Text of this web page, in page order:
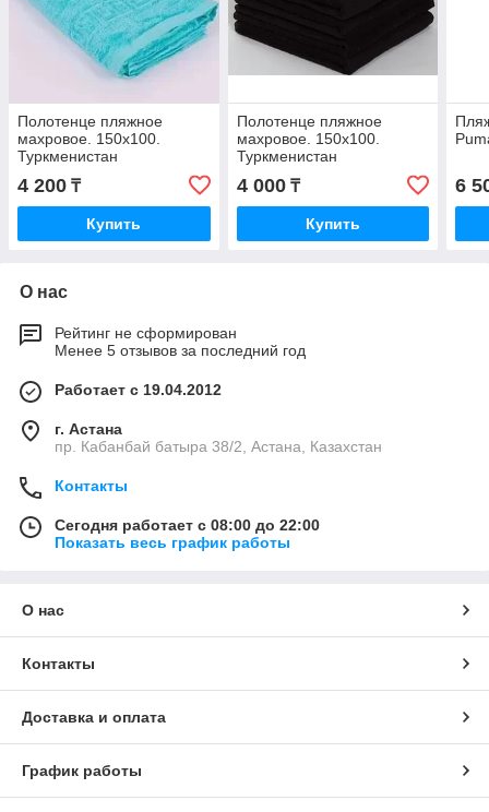
Полотенце пляжное
махровое. 150х100.
Туркменистан
4 200 ₸
Купить
Полотенце пляжное
махровое. 150х100.
Туркменистан
4 000₸
Купить
6
О нас
Рейтинг не сформирован
Менее 5 отзывов за последний год
Работает с 19.04.2012
г. Астана
пр. Кабанбай батыра 38/2, Астана, Казахстан
Контакты
Сегодня работает с 08:00 до 22:00
Показать весь график работы
О нас
Контакты
Доставка и оплата
График работы